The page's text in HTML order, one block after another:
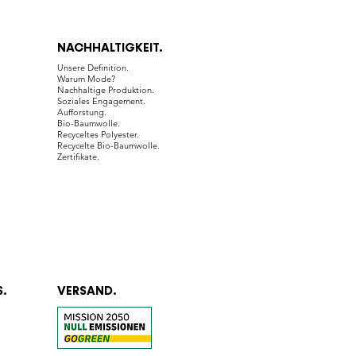
Unsere Definition.
Warum Mode?
Nachhaltige Produktion.
Soziales Engagement.
Aufforstung.
Bio-Baumwolle.
Recyceltes Polyester.
Recycelte Bio-Baumwolle.
Zertifikate.
NACHHALTIGKEIT.
VERSAND.